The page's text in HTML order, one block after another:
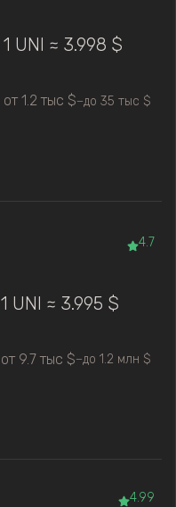
1 UNI ≈ 3.998 $
от 1.2 тыс $—до 35 тыс $
4.7
1 UNI ≈ 3.995 $
от 9.7 тыс $—до 1.2 млн $
4.99